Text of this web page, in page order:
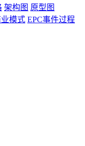
架构图 原型图
模式 EPC事件过程